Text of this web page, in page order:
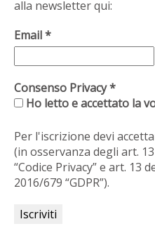
alla newsletter qui:
Email*
Consenso Privacy*
Ho letto e accettato la
Per l'iscrizione devi
(in osservanza degli art.
“Codice Privacy” e art. 13
2016/679 “GDPR”).